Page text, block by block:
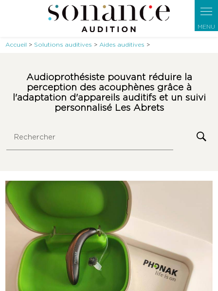
Accueil > Solutions auditives > Aides auditives >
Audioprothésiste pouvant réduire la
perception des acouphènes grâce à
l'adaptation d'appareils auditifs et un suivi
personnalisé Les Abrets
Rechercher
Panneau de gestion des cookies